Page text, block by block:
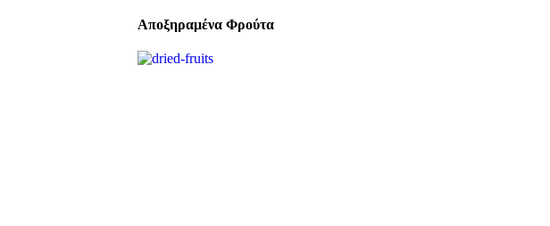
Αποξηραμένα Φρούτα